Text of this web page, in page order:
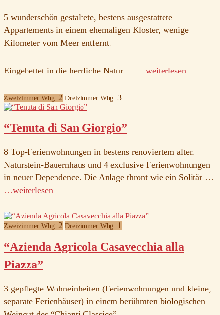
5 wunderschön gestaltete, bestens ausgestattete
Appartements in einem ehemaligen Kloster, wenige
Kilometer vom Meer entfernt.
Eingebettet in die herrliche Natur … …weiterlesen
Zweizimmer Whg. 2 Dreizimmer Whg. 3
“Tenuta di San Giorgio”
8 Top-Ferienwohnungen in bestens renoviertem alten
Naturstein-Bauernhaus und 4 exclusive Ferienwohnungen
in neuer Dependence. Die Anlage thront wie ein Solitär …
…weiterlesen
Zweizimmer Whg. 2 Dreizimmer Whg. 1
“Azienda Agricola Casavecchia alla
Piazza”
3 gepflegte Wohneinheiten (Ferienwohnungen und kleine,
separate Ferienhäuser) in einem berühmten biologischen